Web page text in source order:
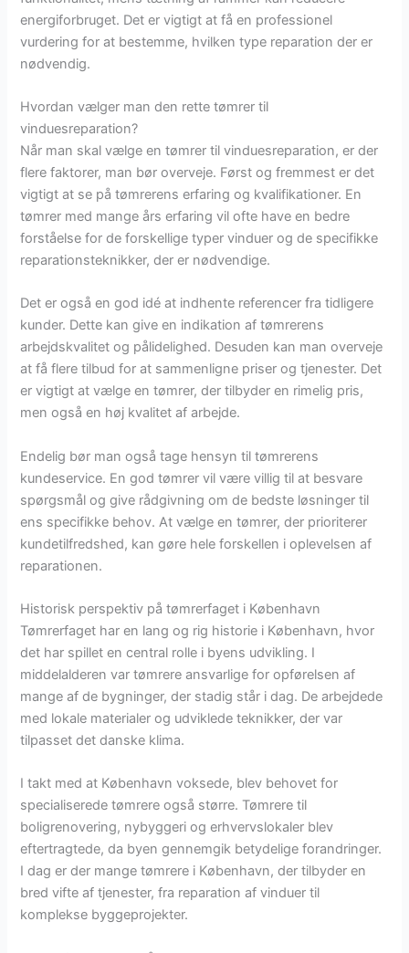
energiforbruget. Det er vigtigt at få en professionel
vurdering for at bestemme, hvilken type reparation der er
nødvendig.
Hvordan vælger man den rette tømrer til
vinduesreparation?
Når man skal vælge en tømrer til vinduesreparation, er der
flere faktorer, man bør overveje. Først og fremmest er det
vigtigt at se på tømrerens erfaring og kvalifikationer. En
tømrer med mange års erfaring vil ofte have en bedre
forståelse for de forskellige typer vinduer og de specifikke
reparationsteknikker, der er nødvendige.
Det er også en god idé at indhente referencer fra tidligere
kunder. Dette kan give en indikation af tømrerens
arbejdskvalitet og pålidelighed. Desuden kan man overveje
at få flere tilbud for at sammenligne priser og tjenester. Det
er vigtigt at vælge en tømrer, der tilbyder en rimelig pris,
men også en høj kvalitet af arbejde.
Endelig bør man også tage hensyn til tømrerens
kundeservice. En god tømrer vil være villig til at besvare
spørgsmål og give rådgivning om de bedste løsninger til
ens specifikke behov. At vælge en tømrer, der prioriterer
kundetilfredshed, kan gøre hele forskellen i oplevelsen af
reparationen.
Historisk perspektiv på tømrerfaget i København
Tømrerfaget har en lang og rig historie i København, hvor
det har spillet en central rolle i byens udvikling. I
middelalderen var tømrere ansvarlige for opførelsen af
mange af de bygninger, der stadig står i dag. De arbejdede
med lokale materialer og udviklede teknikker, der var
tilpasset det danske klima.
I takt med at København voksede, blev behovet for
specialiserede tømrere også større. Tømrere til
boligrenovering, nybyggeri og erhvervslokaler blev
eftertragtede, da byen gennemgik betydelige forandringer.
I dag er der mange tømrere i København, der tilbyder en
bred vifte af tjenester, fra reparation af vinduer til
komplekse byggeprojekter.